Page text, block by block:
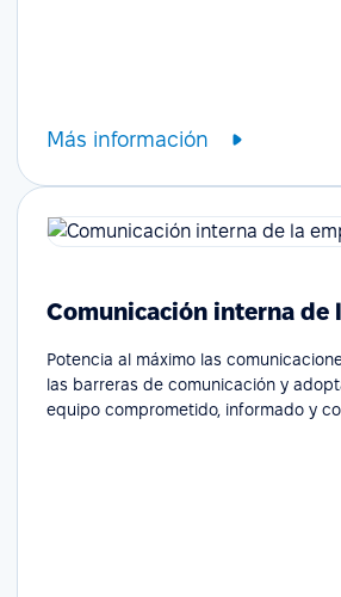
Más información
Comunicación interna de
Potencia al máximo las
las barreras de comunicación y
equipo comprometido, informado y